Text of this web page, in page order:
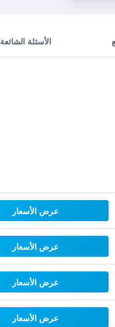
الأسئلة الشائعة
عرض الأسعار
عرض الأسعار
عرض الأسعار
عرض الأسعار